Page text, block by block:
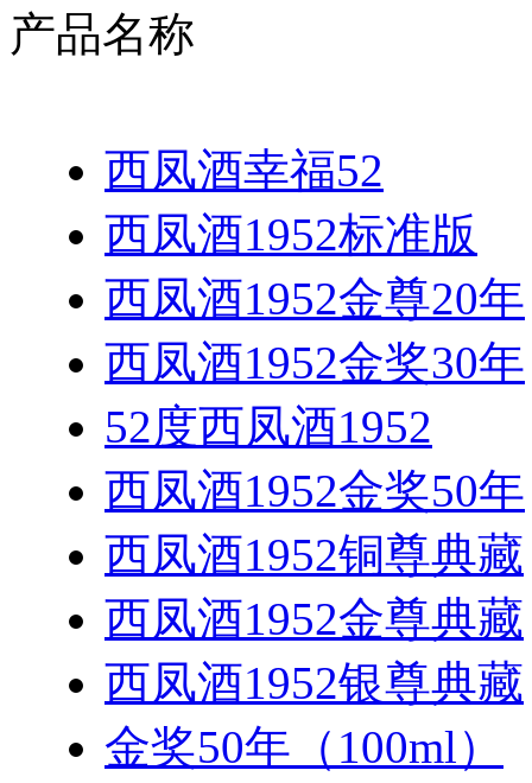
产品名称
西凤酒幸福52
西凤酒1952标准版
西凤酒1952金尊20年
西凤酒1952金奖30年
52度西凤酒1952
西凤酒1952金奖50年
西凤酒1952铜尊典藏
西凤酒1952金尊典藏
西凤酒1952银尊典藏
金奖50年（100ml）